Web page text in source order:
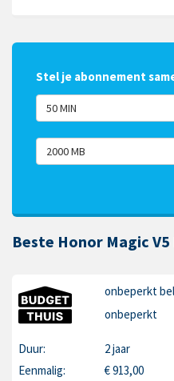
Stel je abonnement
50 MIN
2000 MB
Beste Honor Magic
onbeperkt
onbeperkt
Duur:
2 jaar
Eenmalig:
€913,00